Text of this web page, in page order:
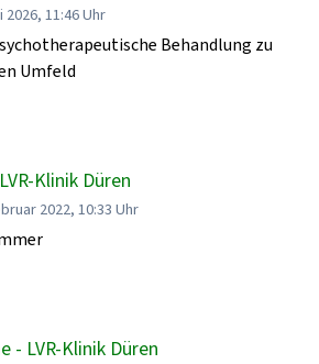
11:46 Uhr
Behandlung zu
Umfeld
Klinik Düren
2022, 10:33 Uhr
- LVR-Klinik Düren